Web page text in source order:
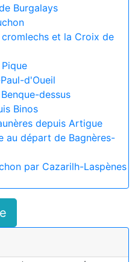
Burgalays
et la Croix de
d'Oueil
dessus
Binos
depuis Artigue
au départ de Bagnères-
par Cazarilh-Laspènes